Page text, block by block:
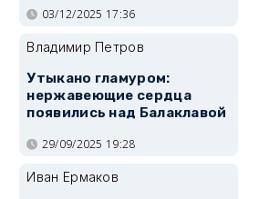
03/12/2025 17:36
Владимир Петров
Утыкано гламуром:
нержавеющие сердца
появились над Балаклавой
29/09/2025 19:28
Иван Ермаков